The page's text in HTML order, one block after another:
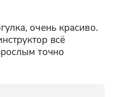
очень красиво.
всё
точно